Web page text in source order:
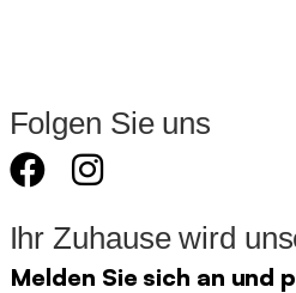
Folgen Sie uns
Ihr Zuhause wird
Melden Sie sich an und